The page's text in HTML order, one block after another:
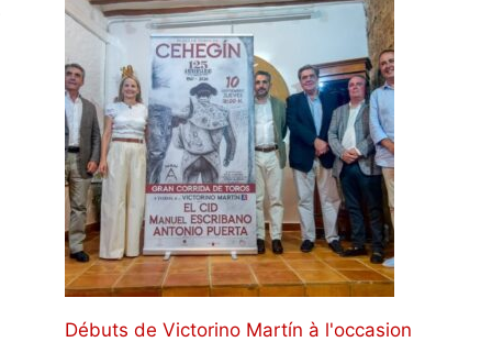
Débuts de Victorino Martín à l'occasion